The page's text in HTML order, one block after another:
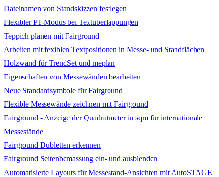
Dateinamen von Standskizzen festlegen
Flexibler P1-Modus bei Textüberlappungen
Teppich planen mit Fairground
Arbeiten mit fexiblen Textpositionen in Messe- und Standflächen
Holzwand für TrendSet und meplan
Eigenschaften von Messewänden bearbeiten
Neue Standardsymbole für Fairground
Flexible Messewände zeichnen mit Fairground
Fairground - Anzeige der Quadratmeter in sqm für internationale
Messestände
Fairground Dubletten erkennen
Fairground Seitenbemassung ein- und ausblenden
Automatisierte Layouts für Messestand-Ansichten mit AutoSTAGE